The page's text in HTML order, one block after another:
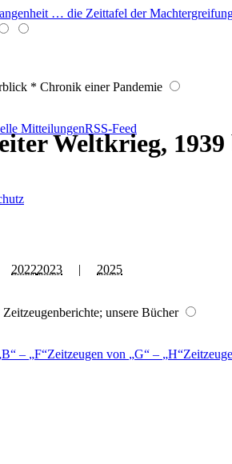
… die Zeittafel der
* Chronik einer Pandemie
MitteilungenRSS-Feed
20222023 | 2025
unsere Bücher
B – F Zeitzeugen von G – H
Weltkrieg, 1939